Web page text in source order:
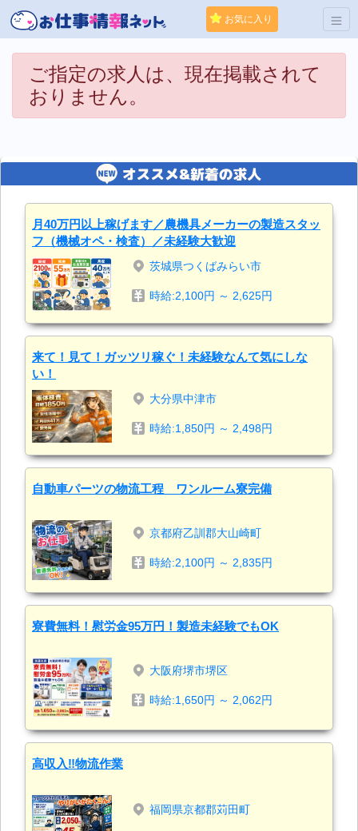
お気に入り
ご指定の求人は、現在掲載されて
おりません。
月40万円以上稼げます／農機具メーカーの製造スタッ
フ（機械オペ・検査）／未経験大歓迎
茨城県つくばみらい市
時給:2,100円 ～ 2,625円
来て！見て！ガッツリ稼ぐ！未経験なんて気にしな
い！
大分県中津市
時給:1,850円 ～ 2,498円
自動車パーツの物流工程 ワンルーム寮完備
京都府乙訓郡大山崎町
時給:2,100円 ～ 2,835円
寮費無料！慰労金95万円！製造未経験でもOK
大阪府堺市堺区
時給:1,650円 ～ 2,062円
高収入‼物流作業
福岡県京都郡苅田町